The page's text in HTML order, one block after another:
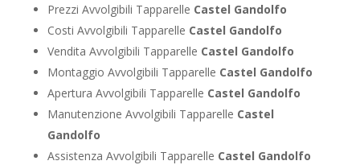
Prezzi Avvolgibili Tapparelle Castel Gandolfo
Costi Avvolgibili Tapparelle Castel Gandolfo
Vendita Avvolgibili Tapparelle Castel Gandolfo
Montaggio Avvolgibili Tapparelle Castel Gandolfo
Apertura Avvolgibili Tapparelle Castel Gandolfo
Manutenzione Avvolgibili Tapparelle Castel
Gandolfo
Assistenza Avvolgibili Tapparelle Castel Gandolfo